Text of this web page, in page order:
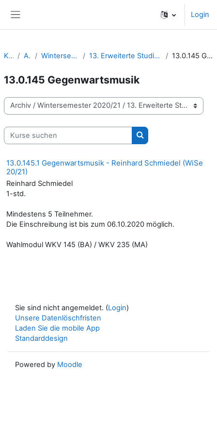
Login
Kurse Archiv Wintersemester 2020/21 13. Erweiterte Studienangebote | Wahlmodule 13.0.145 Gegenwartsmusik
13.0.145 Gegenwartsmusik
Kursbereiche
Kurse suchen
Kurse suchen
13.0.145.1 Gegenwartsmusik - Reinhard Schmiedel (WiSe
20/21)
Reinhard Schmiedel
1-std.
Mindestens 5 Teilnehmer.
Die Einschreibung ist bis zum 06.10.2020 möglich.
Wahlmodul WKV 145 (BA) / WKV 235 (MA)
Sie sind nicht angemeldet. (Login)
Unsere Datenlöschfristen
Laden Sie die mobile App
Standarddesign
Powered by Moodle